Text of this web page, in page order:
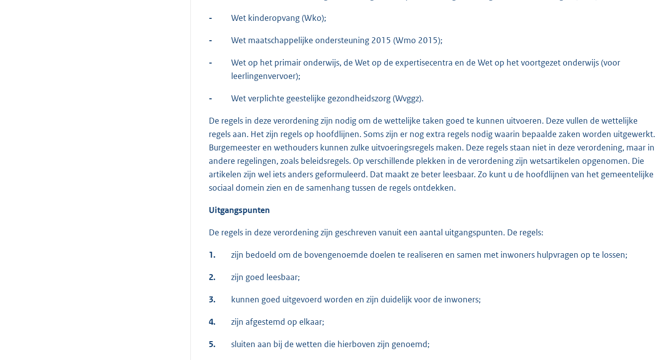
- Wet kinderopvang (Wko);
- Wet maatschappelijke ondersteuning 2015 (Wmo 2015);
-
Wet op het primair onderwijs, de Wet op de expertisecentra en de Wet op het voortgezet onderwijs (voor
leerlingenvervoer);
- Wet verplichte geestelijke gezondheidszorg (Wvggz).
De regels in deze verordening zijn nodig om de wettelijke taken goed te kunnen uitvoeren. Deze vullen de wettelijke
regels aan. Het zijn regels op hoofdlijnen. Soms zijn er nog extra regels nodig waarin bepaalde zaken worden uitgewerkt.
Burgemeester en wethouders kunnen zulke uitvoeringsregels maken. Deze regels staan niet in deze verordening, maar in
andere regelingen, zoals beleidsregels. Op verschillende plekken in de verordening zijn wetsartikelen opgenomen. Die
artikelen zijn wel iets anders geformuleerd. Dat maakt ze beter leesbaar. Zo kunt u de hoofdlijnen van het gemeentelijke
sociaal domein zien en de samenhang tussen de regels ontdekken.
Uitgangspunten
De regels in deze verordening zijn geschreven vanuit een aantal uitgangspunten. De regels:
1. zijn bedoeld om de bovengenoemde doelen te realiseren en samen met inwoners hulpvragen op te lossen;
2. zijn goed leesbaar;
3. kunnen goed uitgevoerd worden en zijn duidelijk voor de inwoners;
4. zijn afgestemd op elkaar;
5. sluiten aan bij de wetten die hierboven zijn genoemd;